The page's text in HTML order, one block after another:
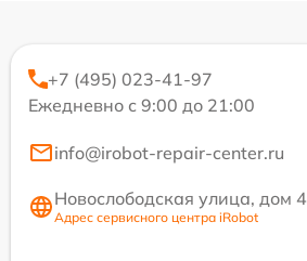
+7 (495) 023-41-97
Ежедневно с 9:00 до 21:00
info@irobot-repair-center.ru
Новослободская улица, дом 4
Адрес сервисного центра iRobot